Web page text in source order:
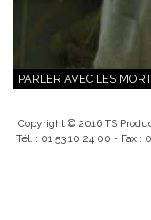
PARLER AVEC LES
Copyright © 2016 TS
Tél. : 01 53 10 24 00 - Fax :